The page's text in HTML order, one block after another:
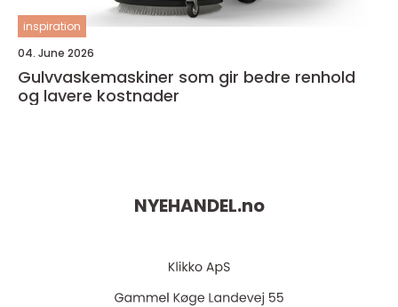
inspiration
04. June 2026
Gulvvaskemaskiner som gir bedre renhold
og lavere kostnader
NYEHANDEL.no